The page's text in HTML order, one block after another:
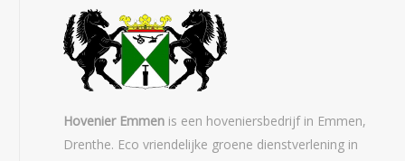
Hovenier Emmen is een hoveniersbedrijf in Emmen,
Drenthe. Eco vriendelijke groene dienstverlening in